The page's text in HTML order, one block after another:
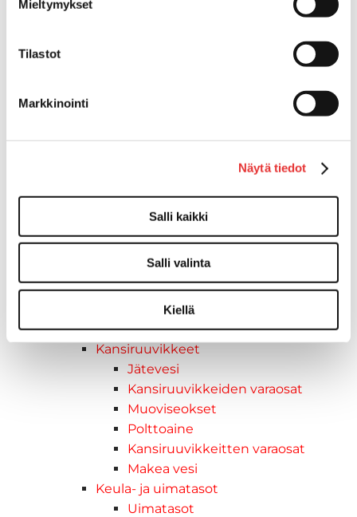
Mieltymykset
Tilastot
Markkinointi
Näytä tiedot
Salli kaikki
Salli valinta
Kiellä
Kuljetusramppien tarvikkeet
Veneen kiinnitys
Knaapit
Trailerikoukut
Venerenkaat ja silmukkapultit/-
ruuvit
Vetourat
Kansiruuvikkeet
Jätevesi
Kansiruuvikkeiden varaosat
Muoviseokset
Polttoaine
Kansiruuvikkeitten varaosat
Makea vesi
Keula- ja uimatasot
Uimatasot